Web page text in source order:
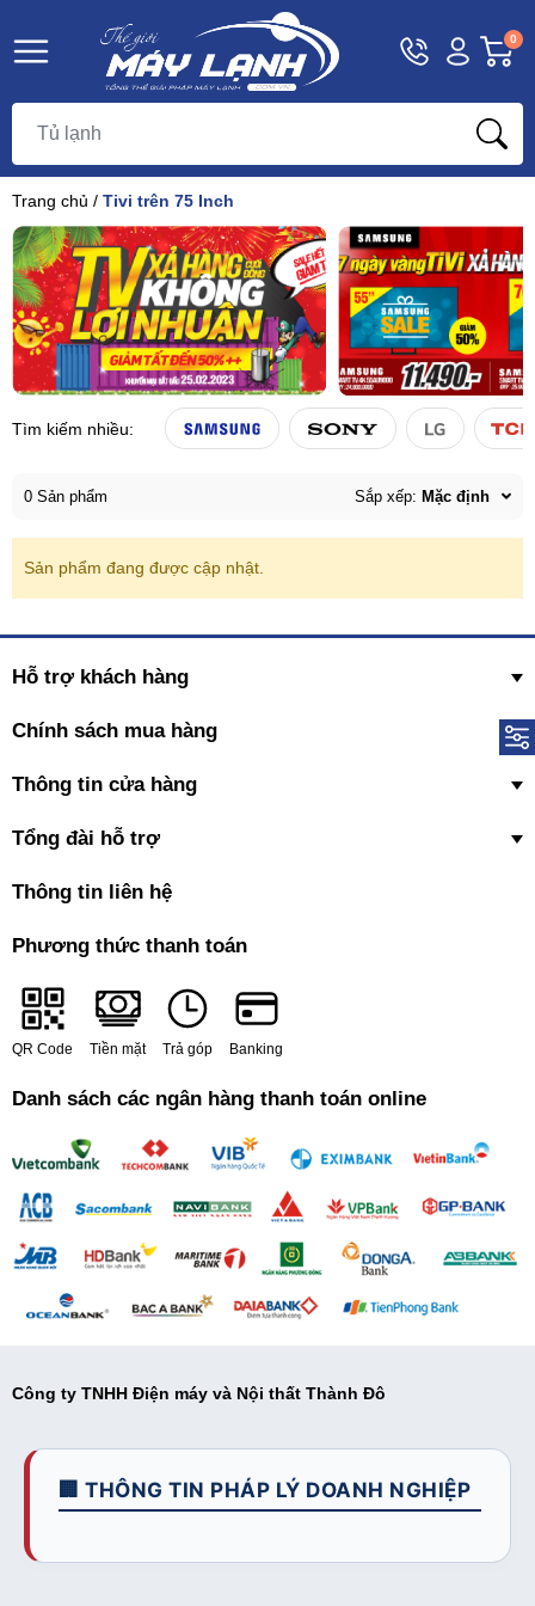
Hotline
1800
Tài
khoản
Khách
0
Trang chủ / Tivi trên 75 Inch
Tìm kiếm nhiều:
0 Sản phẩm Sắp xếp: Mặc định
Sản phẩm đang được cập nhật.
Hỗ trợ khách hàng
Chính sách mua hàng
Thông tin cửa hàng
Tổng đài hỗ trợ
Thông tin liên hệ
Phương thức thanh toán
QR Code Tiền mặt Trả góp Banking
Danh sách các ngân hàng thanh toán online
Công ty TNHH Điện máy và Nội thất Thành Đô
🏢 THÔNG TIN PHÁP LÝ DOANH NGHIỆP